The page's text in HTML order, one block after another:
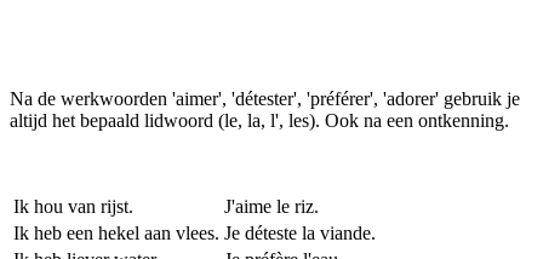
Na de werkwoorden 'aimer', 'détester', 'préférer', 'adorer' gebruik je
altijd het bepaald lidwoord (le, la, l', les). Ook na een ontkenning.
Ik hou van rijst.
J'aime le riz.
Ik heb een hekel aan vlees. Je déteste la viande.